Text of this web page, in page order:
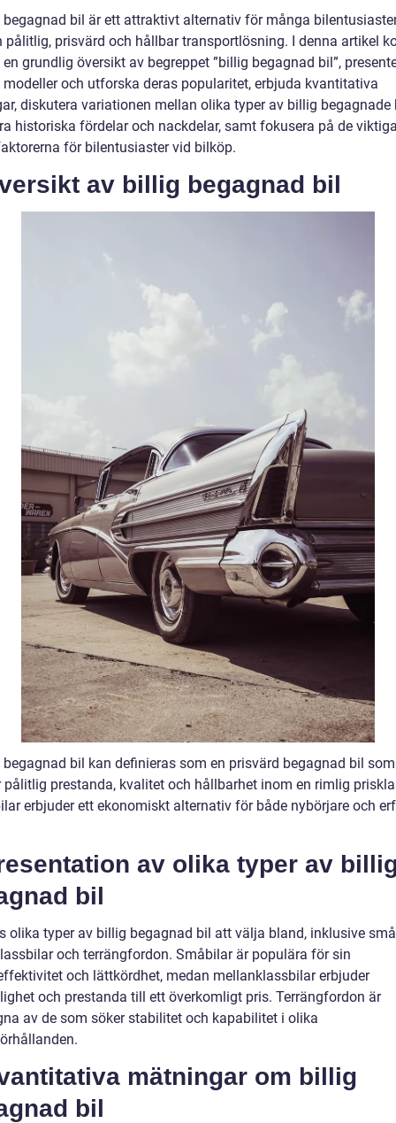
begagnad bil är ett attraktivt alternativ för många
pålitlig, prisvärd och hållbar transportlösning. I denna artikel
grundlig översikt av begreppet ”billig begagnad bil”,
modeller och utforska deras popularitet, erbjuda kvantitativa
diskutera variationen mellan olika typer av billig begagnade
historiska fördelar och nackdelar, samt fokusera på de
för bilentusiaster vid bilköp.
av billig begagnad bil
bil kan definieras som en prisvärd begagnad bil som
pålitlig prestanda, kvalitet och hållbarhet inom en rimlig
erbjuder ett ekonomiskt alternativ för både nybörjare och
av olika typer av
bil
olika typer av billig begagnad bil att välja bland, inklusive
och terrängfordon. Småbilar är populära för sin
och lättkördhet, medan mellanklassbilar erbjuder
och prestanda till ett överkomligt pris. Terrängfordon är
av de som söker stabilitet och kapabilitet i olika
mätningar om billig
bil